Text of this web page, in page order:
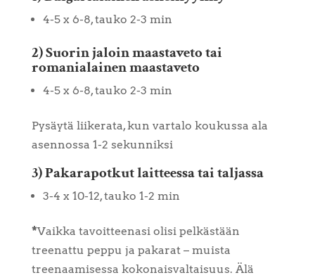
4-5 x 6-8, tauko 2-3 min
2) Suorin jaloin maastaveto tai
romanialainen maastaveto
4-5 x 6-8, tauko 2-3 min
Pysäytä liikerata, kun vartalo koukussa ala
asennossa 1-2 sekunniksi
3) Pakarapotkut laitteessa tai taljassa
3-4 x 10-12, tauko 1-2 min
*Vaikka tavoitteenasi olisi pelkästään
treenattu peppu ja pakarat – muista
treenaamisessa kokonaisvaltaisuus. Älä